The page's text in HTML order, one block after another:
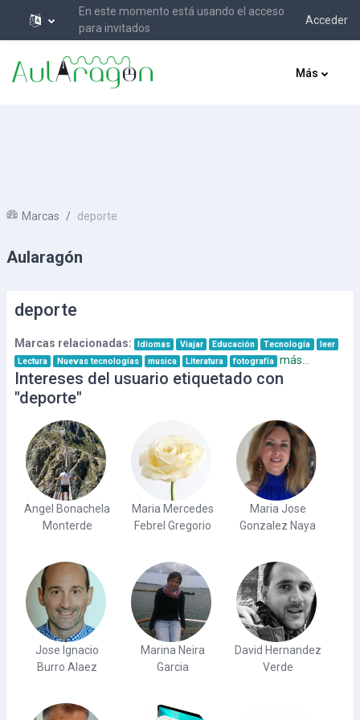
En este momento está usando el acceso
para invitados
Acceder
Más
Marcas deporte
Aularagón
deporte
Marcas relacionadas: Idiomas Viajar Educación Tecnología
leer
Lectura
Nuevas tecnologías musica Literatura fotografía más...
Intereses del usuario etiquetado con
"deporte"
Angel Bonachela
Monterde
Maria Mercedes
Febrel Gregorio
Maria Jose
Gonzalez Naya
Jose Ignacio
Burro Alaez
Marina Neira
Garcia
David Hernandez
Verde